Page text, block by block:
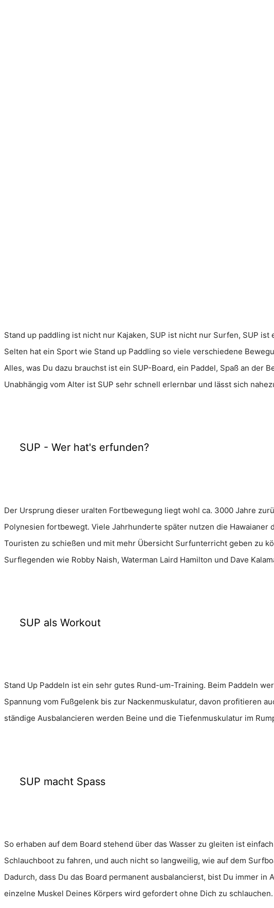
Stand up paddling ist nicht nur Kajaken, SUP ist nicht nur Surfen, SUP ist
Selten hat ein Sport wie Stand up Paddling so viele verschiedene
Alles, was Du dazu brauchst ist ein SUP-Board, ein Paddel, Spaß an der
Unabhängig vom Alter ist SUP sehr schnell erlernbar und lässt sich
SUP - Wer hat's erfunden?
Der Ursprung dieser uralten Fortbewegung liegt wohl ca. 3000 Jahre
Polynesien fortbewegt. Viele Jahrhunderte später nutzen die Hawaianer
Touristen zu schießen und mit mehr Übersicht Surfunterricht geben zu
Surflegenden wie Robby Naish, Waterman Laird Hamilton und Dave
SUP als Workout
Stand Up Paddeln ist ein sehr gutes Rund-um-Training. Beim Paddeln
Spannung vom Fußgelenk bis zur Nackenmuskulatur, davon profitieren
ständige Ausbalancieren werden Beine und die Tiefenmuskulatur im
SUP macht Spass
So erhaben auf dem Board stehend über das Wasser zu gleiten ist
Schlauchboot zu fahren, und auch nicht so langweilig, wie auf dem
Dadurch, dass Du das Board permanent ausbalancierst, bist Du immer in
einzelne Muskel Deines Körpers wird gefordert ohne Dich zu schlauchen.